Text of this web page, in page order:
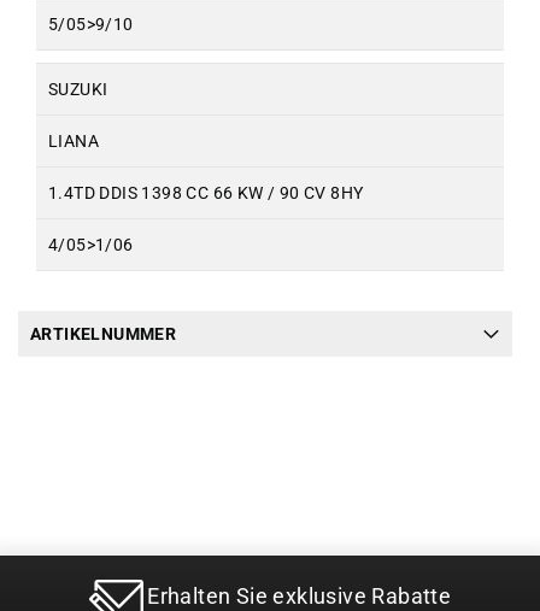
5/05>9/10
SUZUKI
LIANA
1.4TD DDIS 1398 CC 66 KW / 90 CV 8HY
4/05>1/06
ARTIKELNUMMER
Erhalten Sie exklusive Rabatte